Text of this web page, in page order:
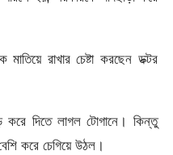
রাখার চেষ্টা করছেন ডক্টর
দিতে লাগল টোগানে। কিন্তু
করে চেগিয়ে উঠল।